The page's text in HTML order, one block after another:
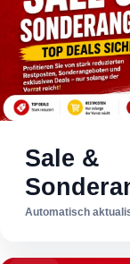
Sale &
Automatisch